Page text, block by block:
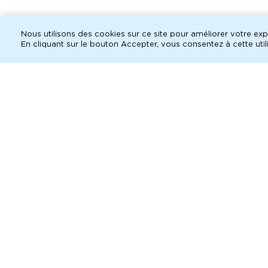
Nous utilisons des cookies sur ce site pour améliorer votre
En cliquant sur le bouton Accepter, vous consentez à cette